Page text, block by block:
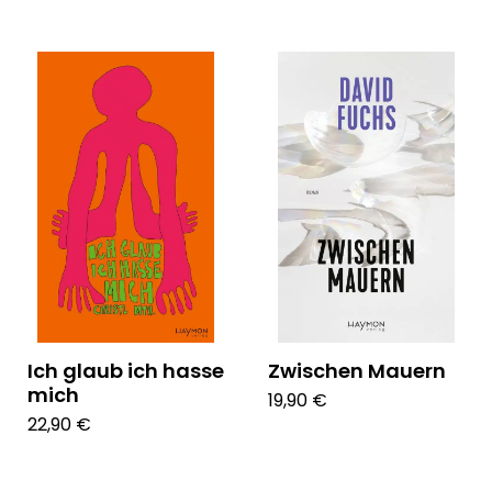
Ich glaub ich hasse
mich
22,90 €
Zwischen Mauern
19,90 €